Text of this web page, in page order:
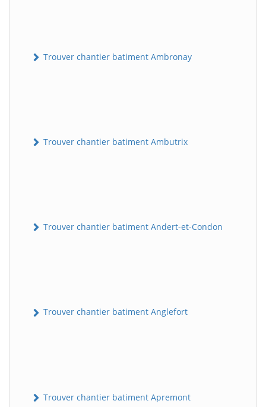
Trouver chantier batiment Ambronay
Trouver chantier batiment Ambutrix
Trouver chantier batiment Andert-et-Condon
Trouver chantier batiment Anglefort
Trouver chantier batiment Apremont